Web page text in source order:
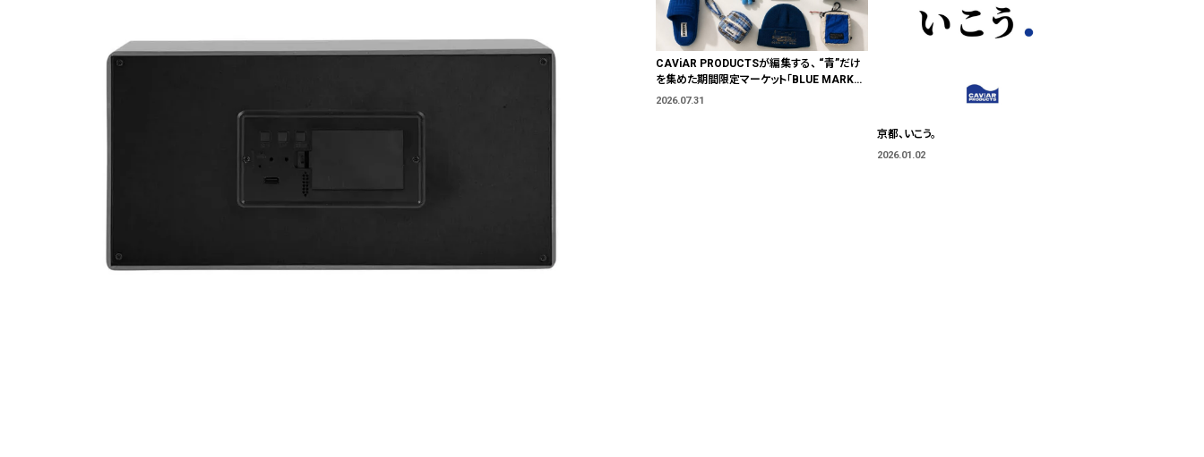
CAViAR PRODUCTSが編集する、 “青”だけ
を集めた期間限定マーケット「BLUE MARKE
T」が横浜に。ブランドではなく、"色"から出会
2026.07.31
京都、いこう。
2026.01.02